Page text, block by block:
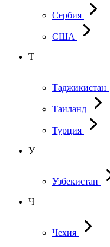
Сербия
США
Т
Таджикистан
Таиланд
Турция
У
Узбекистан
Ч
Чехия